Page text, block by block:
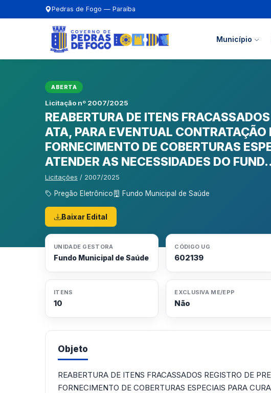
Pedras de Fogo — Paraíba
Município
ABERTA
Licitação nº 2007/2025
REABERTURA DE ITENS
ATA, PARA EVENTUAL CONTRATAÇÃO
FORNECIMENTO DE COBERTURAS
ATENDER AS NECESSIDADES DO
Licitações / 2007/2025
Pregão Eletrônico
Fundo Municipal de Saúde
Baixar Edital
UNIDADE GESTORA
Fundo Municipal de Saúde
CÓDIGO UG
602139
ITENS
10
EXCLUSIVA ME/EPP
Não
Objeto
REABERTURA DE ITENS FRACASSADOS REGISTRO DE
FORNECIMENTO DE COBERTURAS ESPECIAIS PARA